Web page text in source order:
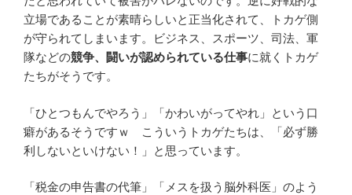
立場であることが素晴らしいと正当化されて、トカゲ側
が守られてしまいます。ビジネス、スポーツ、司法、軍
隊などの競争、闘いが認められている仕事に就くトカゲ
たちがそうです。
「ひとつもんでやろう」「かわいがってやれ」という口
癖があるそうですｗ こういうトカゲたちは、「必ず勝
利しないといけない！」と思っています。
「税金の申告書の代筆」「メスを扱う脳外科医」のよう